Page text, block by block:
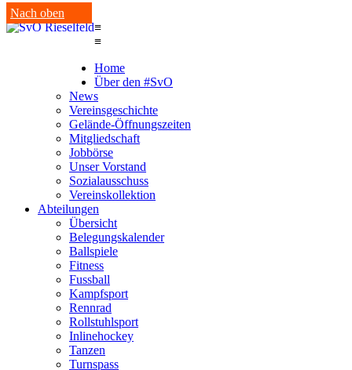
Nach oben
≡
≡
Home
Über den #SvO
News
Vereinsgeschichte
Gelände-Öffnungszeiten
Mitgliedschaft
Jobbörse
Unser Vorstand
Sozialausschuss
Vereinskollektion
Abteilungen
Übersicht
Belegungskalender
Ballspiele
Fitness
Fussball
Kampfsport
Rennrad
Rollstuhlsport
Inlinehockey
Tanzen
Turnspass